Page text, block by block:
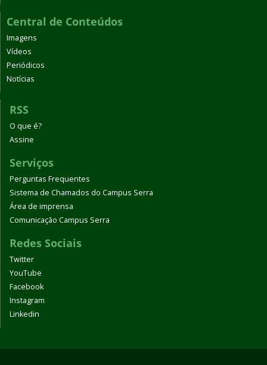
Central de Conteúdos
Imagens
Vídeos
Periódicos
Notícias
RSS
O que é?
Assine
Serviços
Perguntas Frequentes
Sistema de Chamados do Campus Serra
Área de imprensa
Comunicação Campus Serra
Redes Sociais
Twitter
YouTube
Facebook
Instagram
Linkedin